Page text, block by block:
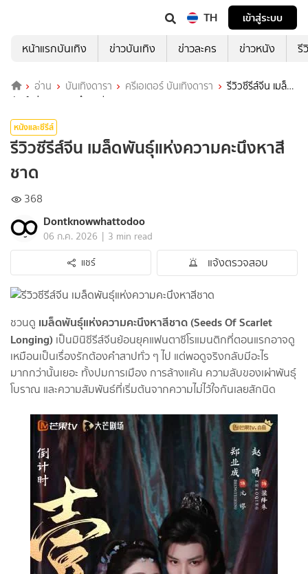
TH
เข้าสู่ระบบ
หน้าแรกบันเทิง
ข่าวบันเทิง ข่าวละคร ข่าวหนัง รี
อ่าน บันเทิงดารา ครีเอเตอร์ บันเทิงดารา
รีวิวซีรีส์จีน เมล็ด
พันธุ์แห่งความคะนึงหาสีชาด
หนังและซีรีส์
รีวิวซีรีส์จีน เมล็ดพันธุ์แห่งความคะนึงหาสี
ชาด
368
Dontknowwhattodoo
06 ก.ค. 2026 | 3 min read
แชร์
แจ้งตรวจสอบ
ชวนดู เมล็ดพันธุ์แห่งความคะนึงหาสีชาด (Seeds Of Scarlet
Longing) เป็นมินิซีรีส์จีนย้อนยุคแฟนตาซีโรแมนติกที่ตอนแรกอาจดู
เหมือนเป็นเรื่องรักต้องคำสาปทั่ว ๆ ไป แต่พอดูจริงกลับมีอะไร
มากกว่านั้นเยอะ ทั้งปมการเมือง การล้างแค้น ความลับของเผ่าพันธุ์
โบราณ และความสัมพันธ์ที่เริ่มต้นจากความไม่ไว้ใจกันเลยสักนิด